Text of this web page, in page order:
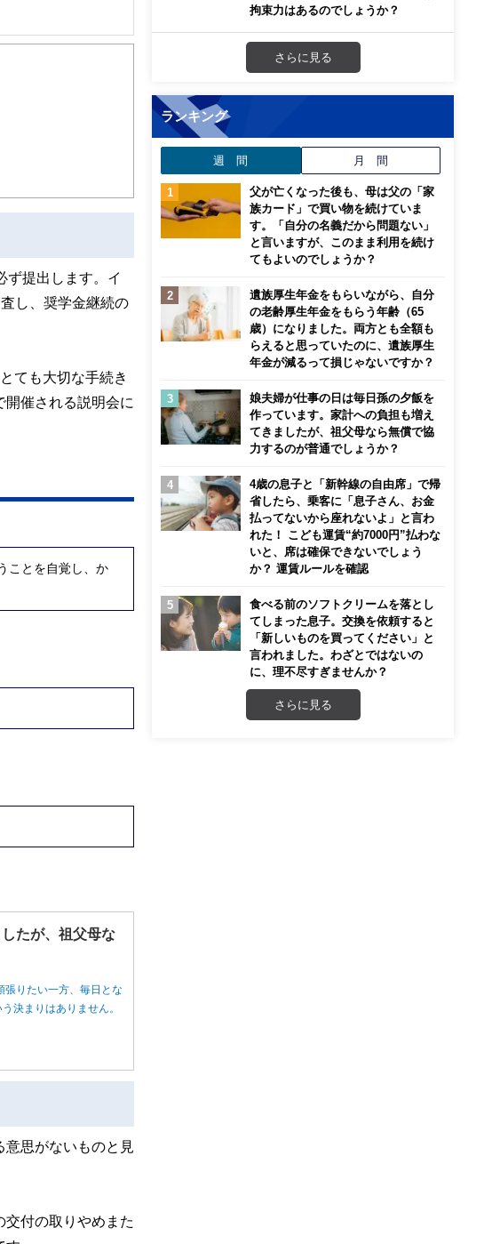
多い。教育資金、住宅
ず提出します。イ
し、奨学金継続の
ても大切な手続き
催される説明会に
ことを自覚し、か
たが、祖父母な
張りたい一方、毎日とな
決まりはありません。
意思がないものと見
交付の取りやめまた
拘束力はあるのでしょうか？
さらに見る
ランキング
週 間 月 間
父が亡くなった後も、母は父の「家
族カード」で買い物を続けていま
す。「自分の名義だから問題ない」
と言いますが、このまま利用を続け
てもよいのでしょうか？
遺族厚生年金をもらいながら、自分
の老齢厚生年金をもらう年齢（65
歳）になりました。両方とも全額も
らえると思っていたのに、遺族厚生
年金が減るって損じゃないですか？
娘夫婦が仕事の日は毎日孫の夕飯を
作っています。家計への負担も増え
てきましたが、祖父母なら無償で協
力するのが普通でしょうか？
4歳の息子と「新幹線の自由席」で帰
省したら、乗客に「息子さん、お金
払ってないから座れないよ」と言わ
れた！ こども運賃“約7000円”払わな
いと、席は確保できないでしょう
か？ 運賃ルールを確認
食べる前のソフトクリームを落とし
てしまった息子。交換を依頼すると
「新しいものを買ってください」と
言われました。わざとではないの
に、理不尽すぎませんか？
さらに見る